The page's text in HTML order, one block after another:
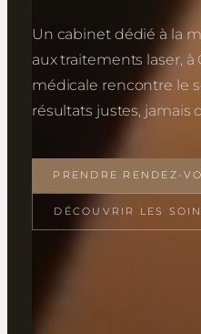
Un cabinet dédié à la
aux traitements laser, à
médicale rencontre le
résultats justes, jamais
PRENDRE RENDEZ-
DÉCOUVRIR LES